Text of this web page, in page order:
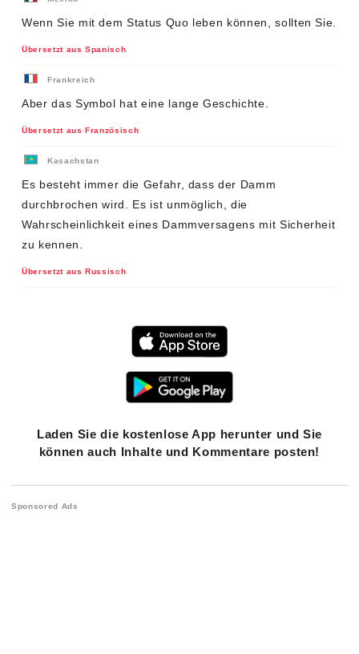
Wenn Sie mit dem Status Quo leben können, sollten Sie.
Übersetzt aus Spanisch
Frankreich
Aber das Symbol hat eine lange Geschichte.
Übersetzt aus Französisch
Kasachstan
Es besteht immer die Gefahr, dass der Damm
durchbrochen wird. Es ist unmöglich, die
Wahrscheinlichkeit eines Dammversagens mit Sicherheit
zu kennen.
Übersetzt aus Russisch
Laden Sie die kostenlose App herunter und Sie
können auch Inhalte und Kommentare posten!
Sponsored Ads